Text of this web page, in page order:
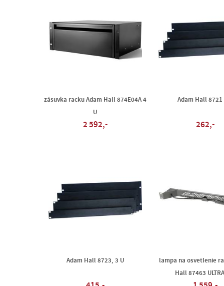
zásuvka racku Adam Hall 874E04A 4
U
2 592,-
Adam Hall 8721
262,-
Adam Hall 8723, 3 U
lampa na osvetlenie
Hall 87463